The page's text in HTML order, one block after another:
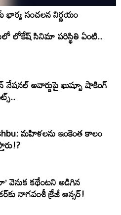
సీఎం విజయ్ భార్య సంచలన నిర్ణయం
లోకేష్ సినిమా పరిస్థితి ఏంటి..
అవార్డుపై ఖుష్బూ షాకింగ్
మహిళలను ఇంకెంత కాలం
వెనుక కథేంటని అడిగిన
నాగవంశీ క్రేజీ ఆన్సర్!